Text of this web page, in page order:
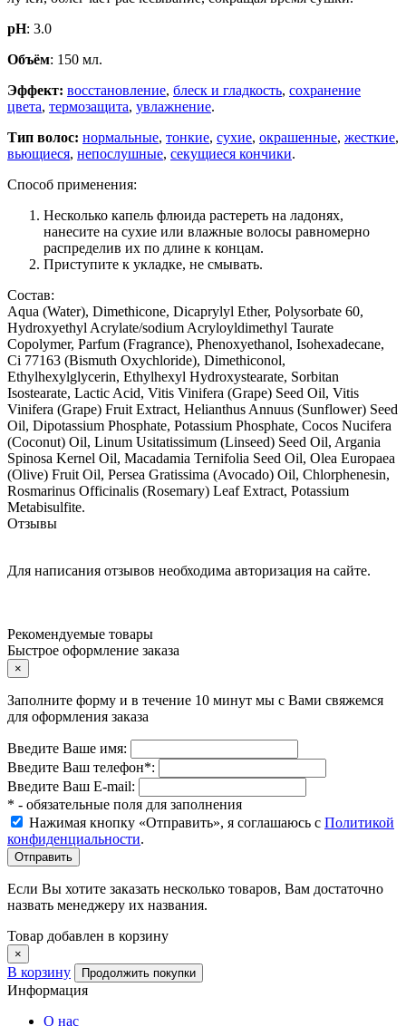
pH: 3.0
Объём: 150 мл.
Эффект: восстановление, блеск и гладкость, сохранение
цвета, термозащита, увлажнение.
Тип волос: нормальные, тонкие, сухие, окрашенные, жесткие,
вьющиеся, непослушные, секущиеся кончики.
Способ применения:
Несколько капель флюида растереть на ладонях,
нанесите на сухие или влажные волосы равномерно
распределив их по длине к концам.
Приступите к укладке, не смывать.
Состав:
Aqua (Water), Dimethicone, Dicaprylyl Ether, Polysorbate 60,
Hydroxyethyl Acrylate/sodium Acryloyldimethyl Taurate
Copolymer, Parfum (Fragrance), Phenoxyethanol, Isohexadecane,
Ci 77163 (Bismuth Oxychloride), Dimethiconol,
Ethylhexylglycerin, Ethylhexyl Hydroxystearate, Sorbitan
Isostearate, Lactic Acid, Vitis Vinifera (Grape) Seed Oil, Vitis
Vinifera (Grape) Fruit Extract, Helianthus Annuus (Sunflower) Seed
Oil, Dipotassium Phosphate, Potassium Phosphate, Cocos Nucifera
(Coconut) Oil, Linum Usitatissimum (Linseed) Seed Oil, Argania
Spinosa Kernel Oil, Macadamia Ternifolia Seed Oil, Olea Europaea
(Olive) Fruit Oil, Persea Gratissima (Avocado) Oil, Chlorphenesin,
Rosmarinus Officinalis (Rosemary) Leaf Extract, Potassium
Metabisulfite.
Отзывы
Для написания отзывов необходима авторизация на сайте.
Рекомендуемые товары
Быстрое оформление заказа
×
Заполните форму и в течение 10 минут мы с Вами свяжемся
для оформления заказа
Введите Ваше имя:
Введите Ваш телефон*:
Введите Ваш E-mail:
* - обязательные поля для заполнения
Нажимая кнопку «Отправить», я соглашаюсь с Политикой
конфиденциальности.
Если Вы хотите заказать несколько товаров, Вам достаточно
назвать менеджеру их названия.
Товар добавлен в корзину
×
В корзину Продолжить покупки
Информация
О нас